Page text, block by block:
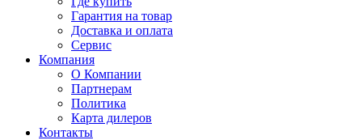
Гарантия на товар
Доставка и оплата
Сервис
Компания
О Компании
Партнерам
Политика
Карта дилеров
Контакты